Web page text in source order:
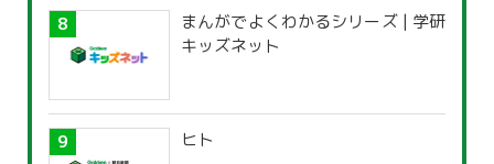
まんがでよくわかるシリーズ | 学研
キッズネット
ヒト